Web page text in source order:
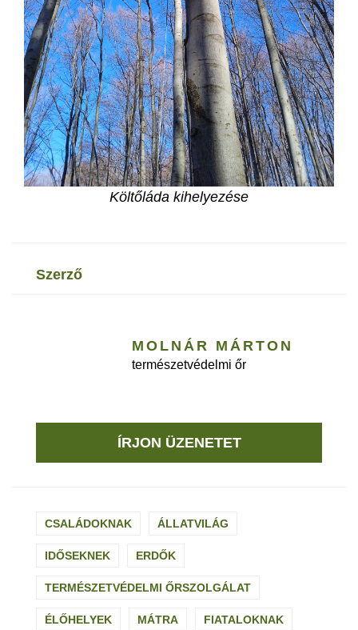
Költőláda kihelyezése
szerző
MOLNÁR MÁRTON
természetvédelmi őr
ÍRJON ÜZENETET
CSALÁDOKNAK ÁLLATVILÁG
IDŐSEKNEK ERDŐK
TERMÉSZETVÉDELMI ŐRSZOLGÁLAT
ÉLŐHELYEK MÁTRA FIATALOKNAK